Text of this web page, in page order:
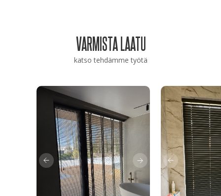
katso tehdämme työtä
VARMISTA LAATU